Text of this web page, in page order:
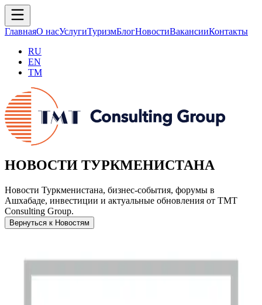
ГлавнаяО насУслугиТуризмБлогНовостиВакансииКонтакты
RU
EN
TM
НОВОСТИ ТУРКМЕНИСТАНА
Новости Туркменистана, бизнес-события, форумы в
Ашхабаде, инвестиции и актуальные обновления от TMT
Consulting Group.
Вернуться к Новостям